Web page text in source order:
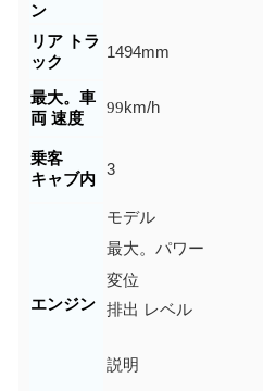
ン
リア トラ
ック
1494mm
最大。車
両 速度
99km/h
乗客
キャブ内
3
エンジン
モデル
最大。パワー
変位
排出 レベル
説明